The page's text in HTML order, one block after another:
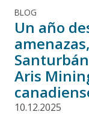
BLOG
Un año
Aris
10.12.2025